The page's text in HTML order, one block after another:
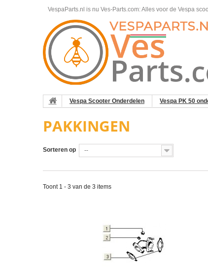
VespaParts.nl is nu Ves-Parts.com: Alles voor de Vespa
Vespa Scooter Onderdelen Vespa PK 50
PAKKINGEN
Sorteren op --
Toont 1 - 3 van de 3 items